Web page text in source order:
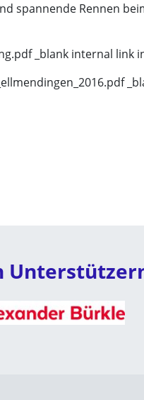
spannende Rennen
_blank internal link